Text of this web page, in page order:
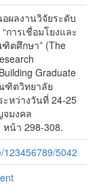
ผลงานวิจัยระดับ
ารเชื่อมโยงและ
ตศึกษา” (The
Graduate
ฑิตวิทยาลัย
หว่างวันที่ 24-25
มงคล
น้า 298-308.
123456789/5042